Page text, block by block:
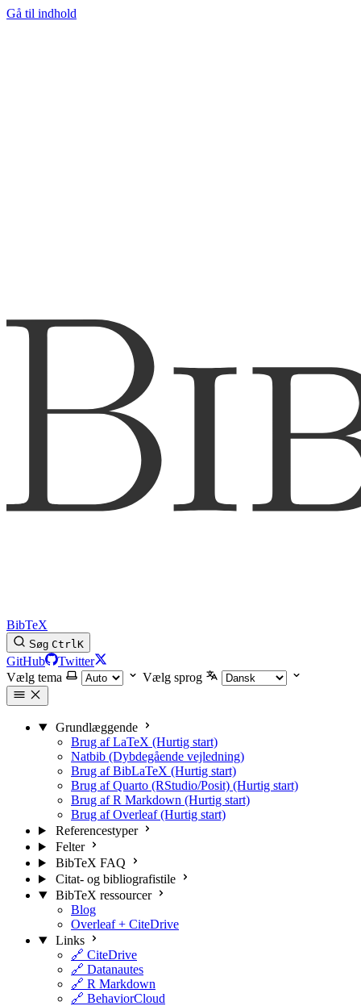
Gå til indhold
BibTeX
Søg CtrlK
GitHub
Twitter
Vælg tema
Vælg sprog
Grundlæggende
Brug af LaTeX (Hurtig start)
Natbib (Dybdegående vejledning)
Brug af BibLaTeX (Hurtig start)
Brug af Quarto (RStudio/Posit) (Hurtig start)
Brug af R Markdown (Hurtig start)
Brug af Overleaf (Hurtig start)
Referencestyper
Felter
BibTeX FAQ
Citat- og bibliografistile
BibTeX ressourcer
Blog
Overleaf + CiteDrive
Links
🔗 CiteDrive
🔗 Datanautes
🔗 R Markdown
🔗 BehaviorCloud